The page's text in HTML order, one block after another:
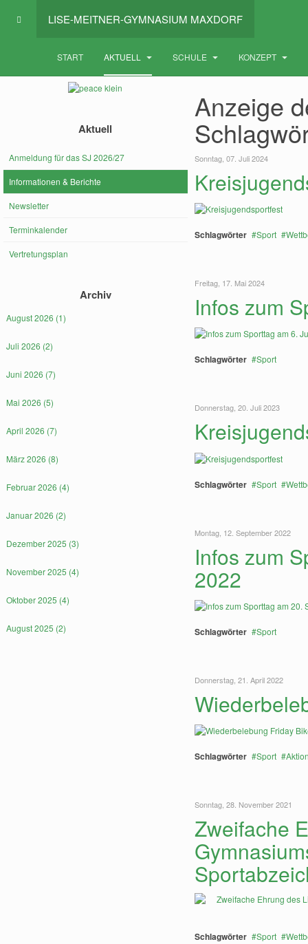
LISE-MEITNER-GYMNASIUM MAXDORF
START AKTUELL SCHULE KONZEPT
Anzeige
Sonntag, 07. Juli 2024
Schlagwörter Sport
Freitag, 17. Mai 2024
Infos zum
Schlagwörter Sport
Donnerstag, 20. Juli 2023
Schlagwörter Sport
Montag, 12. September 2022
Infos zum
2022
Schlagwörter Sport
Donnerstag, 21. April 2022
Schlagwörter Sport
Sonntag, 28. November 2021
Zweifache
Schlagwörter Sport
Aktuell
Anmeldung für das SJ 2026/27
Informationen & Berichte
Newsletter
Terminkalender
Vertretungsplan
Archiv
August 2026 (1)
Juli 2026 (2)
Juni 2026 (7)
Mai 2026 (5)
April 2026 (7)
März 2026 (8)
Februar 2026 (4)
Januar 2026 (2)
Dezember 2025 (3)
November 2025 (4)
Oktober 2025 (4)
August 2025 (2)